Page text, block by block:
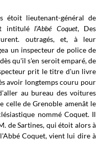
étoit lieutenant-général de
intitulé l’Abbé Coquet, Des
outragés, et, à leur
un inspecteur de police de
qu'il s'en seroit emparé, de
prit le titre d'un livre
avoir longtemps couru pour
au bureau des voitures
celle de Grenoble amenât le
nommé Coquet. Il
de Sartines, qui étoit alors à
Coquet, vient lui dire à